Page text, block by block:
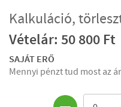
Kalkuláció,
Vételár: 50 800 Ft
SAJÁT ERŐ
Mennyi pénzt tud most az